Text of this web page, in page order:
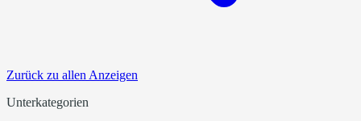
Zurück zu allen Anzeigen
Unterkategorien